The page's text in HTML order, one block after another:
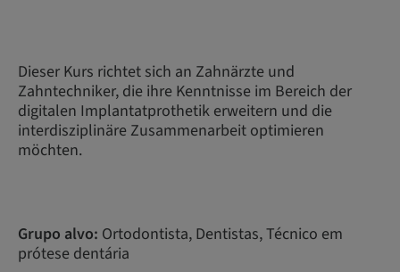
Dieser Kurs richtet sich an Zahnärzte und
Zahntechniker, die ihre Kenntnisse im Bereich der
digitalen Implantatprothetik erweitern und die
interdisziplinäre Zusammenarbeit optimieren
möchten.
Grupo alvo: Ortodontista, Dentistas, Técnico em
prótese dentária